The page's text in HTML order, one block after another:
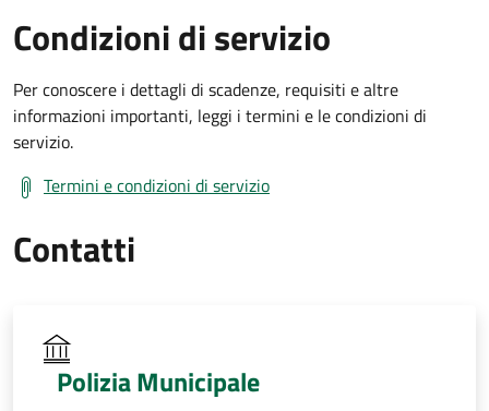
Condizioni di servizio
Per conoscere i dettagli di scadenze, requisiti e altre
informazioni importanti, leggi i termini e le condizioni di
servizio.
Termini e condizioni di servizio
Contatti
Polizia Municipale